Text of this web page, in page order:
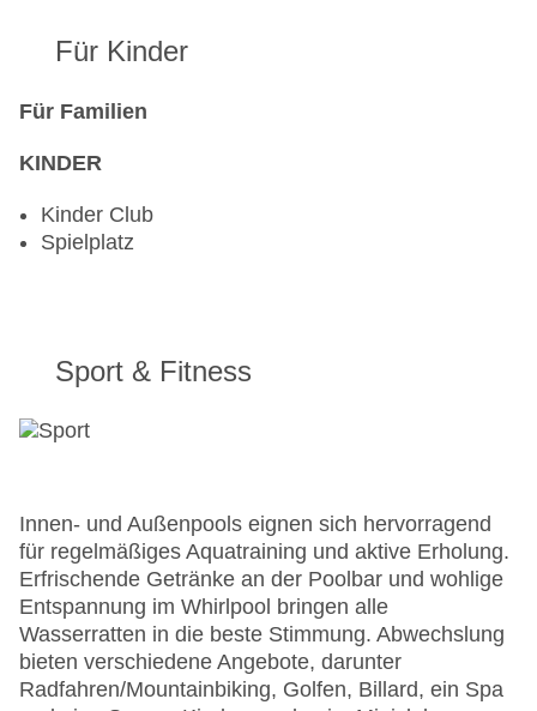
Für Kinder
Für Familien
KINDER
Kinder Club
Spielplatz
Sport & Fitness
Innen- und Außenpools eignen sich hervorragend
für regelmäßiges Aquatraining und aktive Erholung.
Erfrischende Getränke an der Poolbar und wohlige
Entspannung im Whirlpool bringen alle
Wasserratten in die beste Stimmung. Abwechslung
bieten verschiedene Angebote, darunter
Radfahren/Mountainbiking, Golfen, Billard, ein Spa